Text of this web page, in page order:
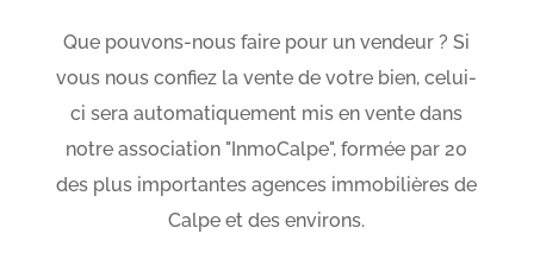
Que pouvons-nous faire pour un vendeur ? Si
vous nous confiez la vente de votre bien, celui-
ci sera automatiquement mis en vente dans
notre association "InmoCalpe", formée par 20
des plus importantes agences immobilières de
Calpe et des environs.